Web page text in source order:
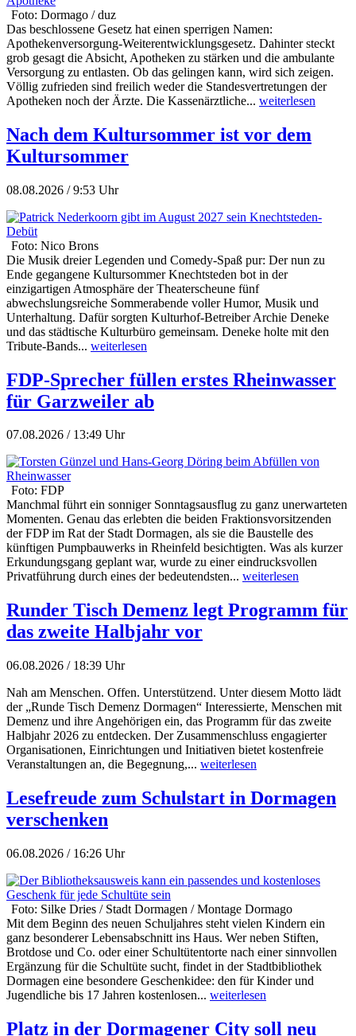
Foto: Dormago / duz
Das beschlossene Gesetz hat einen sperrigen Namen:
Apothekenversorgung-Weiterentwicklungsgesetz. Dahinter steckt
grob gesagt die Absicht, Apotheken zu stärken und die ambulante
Versorgung zu entlasten. Ob das gelingen kann, wird sich zeigen.
Völlig zufrieden sind freilich weder die Standesvertretungen der
Apotheken noch der Ärzte. Die Kassenärztliche... weiterlesen
Nach dem Kultursommer ist vor dem
Kultursommer
08.08.2026 / 9:53 Uhr
Foto: Nico Brons
Die Musik dreier Legenden und Comedy-Spaß pur: Der nun zu
Ende gegangene Kultursommer Knechtsteden bot in der
einzigartigen Atmosphäre der Theaterscheune fünf
abwechslungsreiche Sommerabende voller Humor, Musik und
Unterhaltung. Dafür sorgten Kulturhof-Betreiber Archie Deneke
und das städtische Kulturbüro gemeinsam. Deneke holte mit den
Tribute-Bands... weiterlesen
FDP-Sprecher füllen erstes Rheinwasser
für Garzweiler ab
07.08.2026 / 13:49 Uhr
Foto: FDP
Manchmal führt ein sonniger Sonntagsausflug zu ganz unerwarteten
Momenten. Genau das erlebten die beiden Fraktionsvorsitzenden
der FDP im Rat der Stadt Dormagen, als sie die Baustelle des
künftigen Pumpbauwerks in Rheinfeld besichtigten. Was als kurzer
Erkundungsgang geplant war, wurde zu einer eindrucksvollen
Privatführung durch eines der bedeutendsten... weiterlesen
Runder Tisch Demenz legt Programm für
das zweite Halbjahr vor
06.08.2026 / 18:39 Uhr
Nah am Menschen. Offen. Unterstützend. Unter diesem Motto lädt
der „Runde Tisch Demenz Dormagen“ Interessierte, Menschen mit
Demenz und ihre Angehörigen ein, das Programm für das zweite
Halbjahr 2026 zu entdecken. Der Zusammenschluss engagierter
Organisationen, Einrichtungen und Initiativen bietet kostenfreie
Veranstaltungen an, die Begegnung,... weiterlesen
Lesefreude zum Schulstart in Dormagen
verschenken
06.08.2026 / 16:26 Uhr
Foto: Silke Dries / Stadt Dormagen / Montage Dormago
Mit dem Beginn des neuen Schuljahres steht vielen Kindern ein
ganz besonderer Lebensabschnitt ins Haus. Wer neben Stiften,
Brotdose und Co. oder einer Schultütentorte nach einer sinnvollen
Ergänzung für die Schultüte sucht, findet in der Stadtbibliothek
Dormagen eine besondere Geschenkidee: den für Kinder und
Jugendliche bis 17 Jahren kostenlosen... weiterlesen
Platz in der Dormagener City soll neu